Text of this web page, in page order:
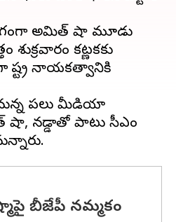
అమిత్ షా మూడు
కర్ణాటకకు
రాష్ట్ర నాయకత్వానికి
పలు మీడియా
షా, నడ్డాతో పాటు సీఎం
బీజేపీ నమ్మకం